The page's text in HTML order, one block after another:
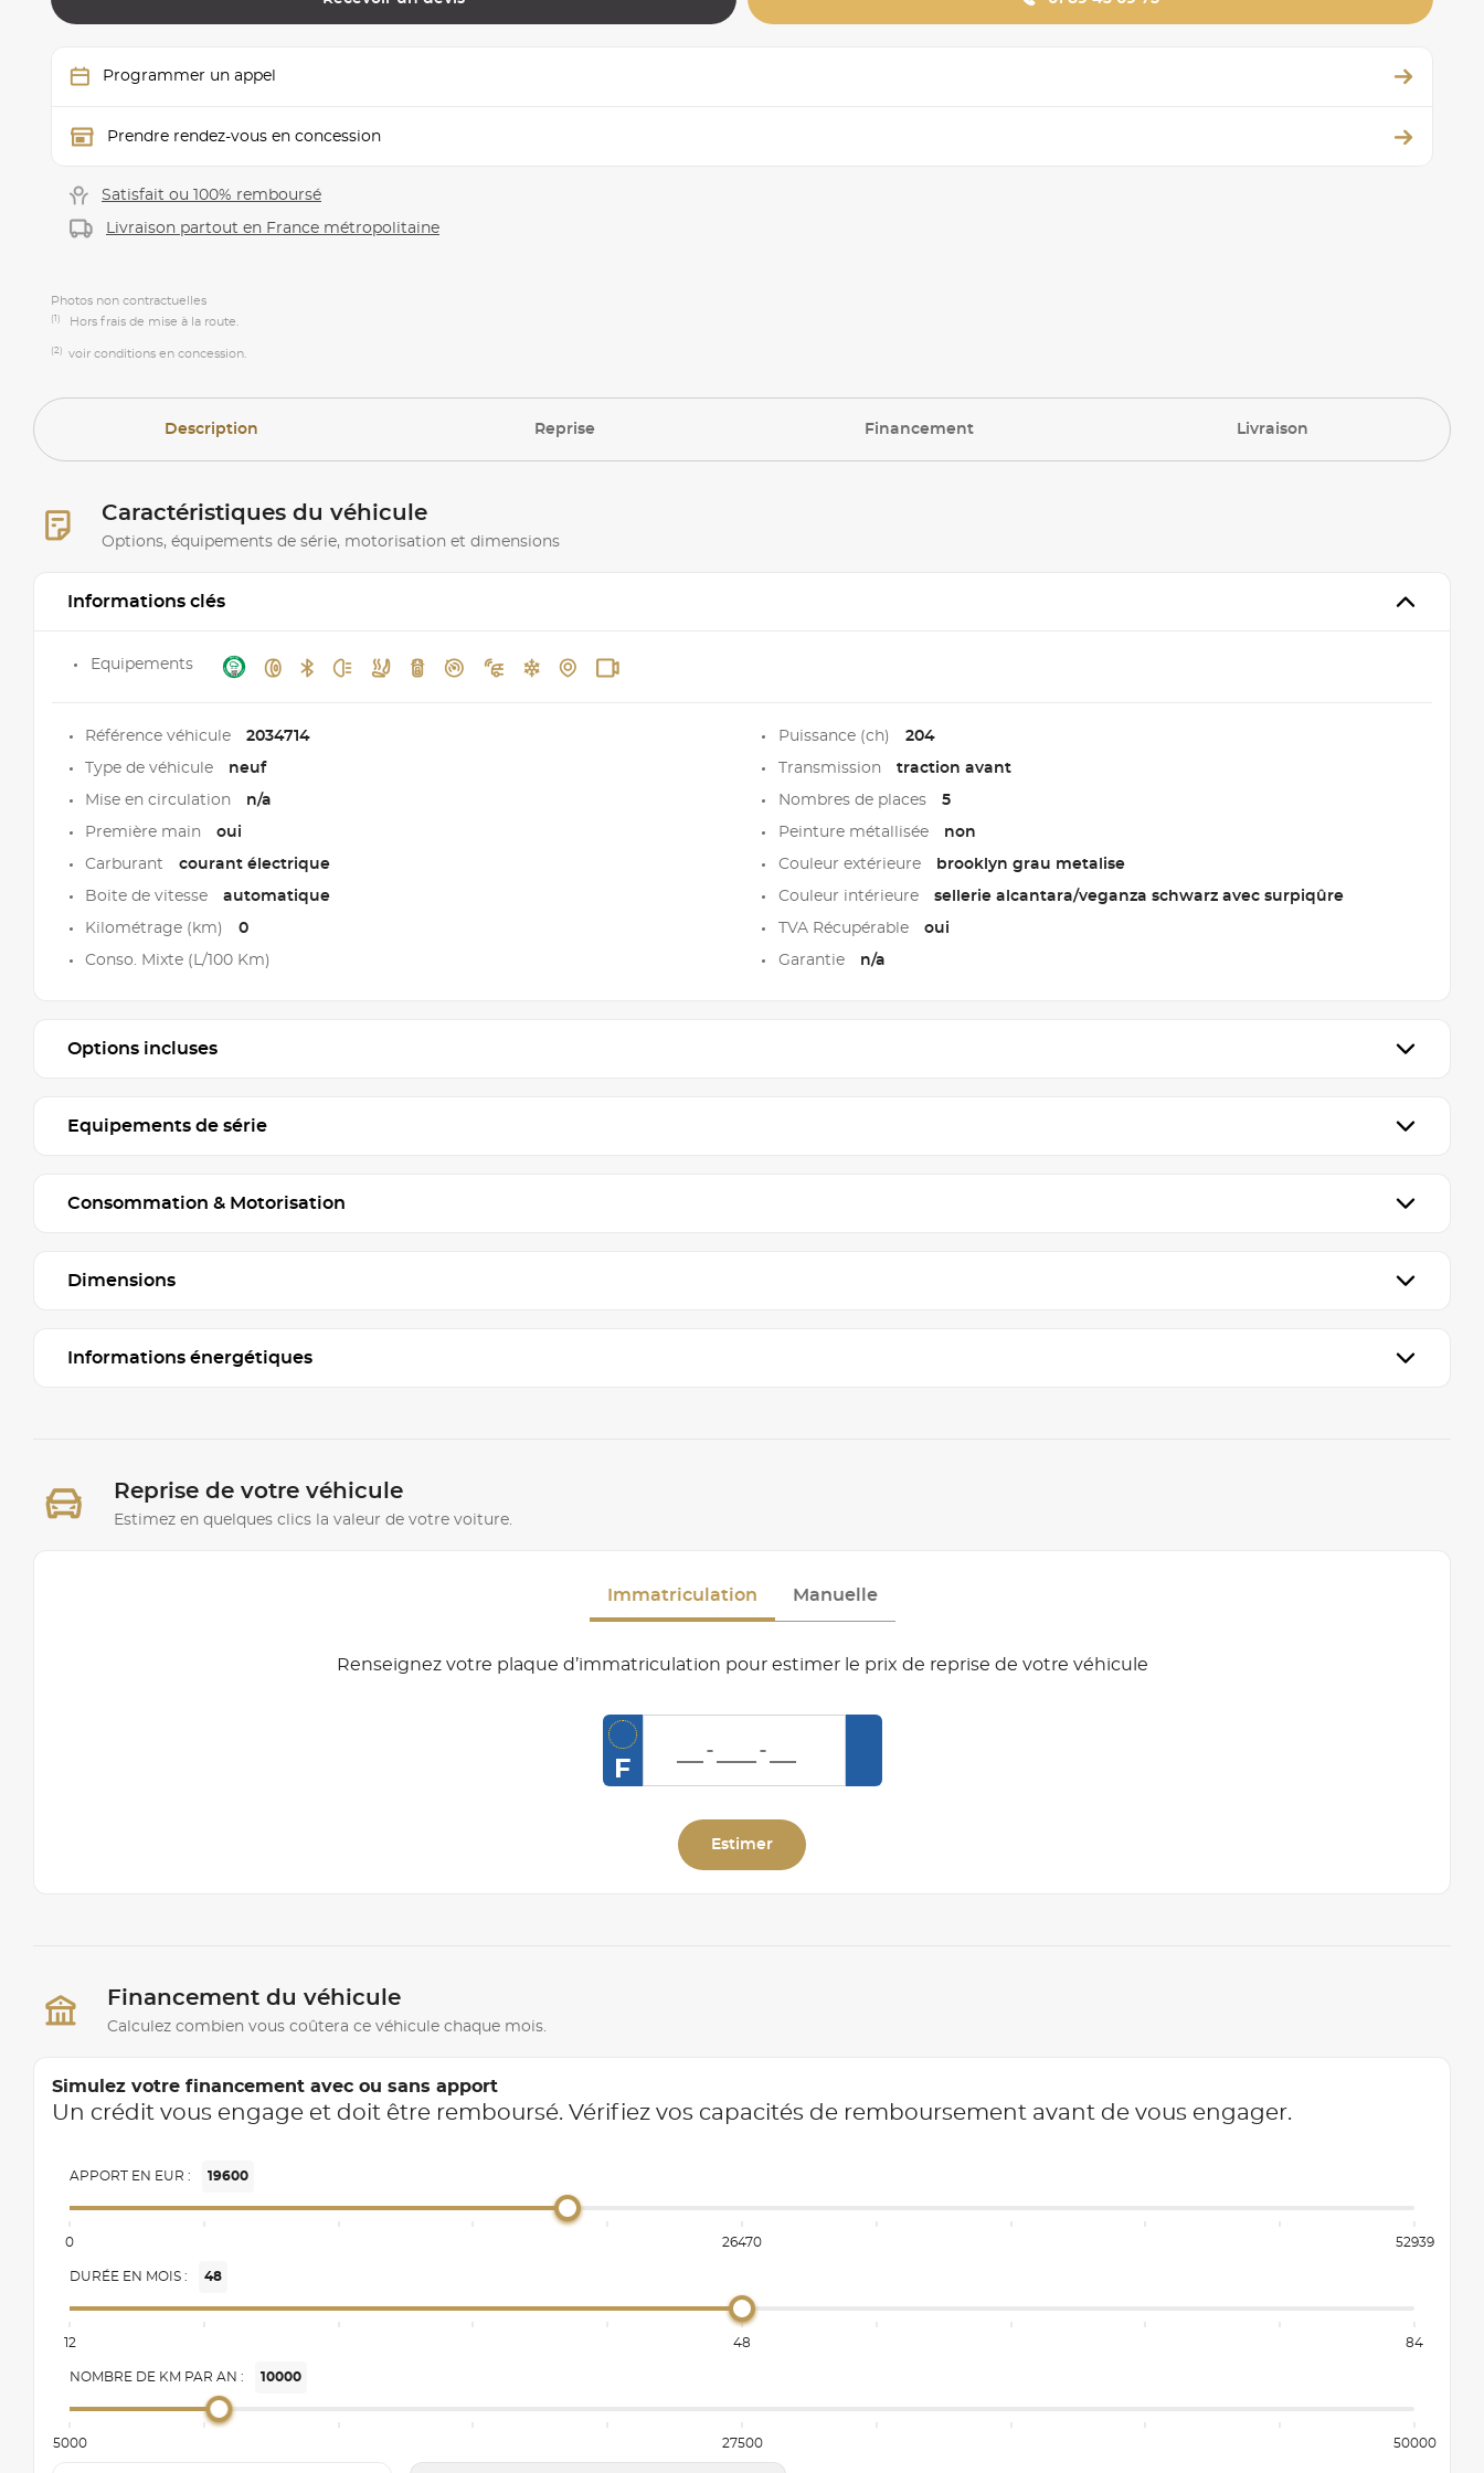
Programmer un appel
Prendre rendez-vous en concession
Satisfait ou 100% remboursé
Livraison partout en France métropolitaine
Photos non contractuelles
(1) Hors frais de mise à la route.
(2) voir conditions en concession.
Description Reprise Financement Livraison
Caractéristiques du véhicule
Options, équipements de série, motorisation et dimensions
Informations clés
Equipements
Référence véhicule 2034714
Type de véhicule neuf
Mise en circulation n/a
Première main oui
Carburant courant électrique
Boite de vitesse automatique
Kilométrage (km) 0
Conso. Mixte (L/100 Km)
Puissance (ch) 204
Transmission traction avant
Nombres de places 5
Peinture métallisée non
Couleur extérieure brooklyn grau metalise
Couleur intérieure sellerie alcantara/veganza schwarz avec surpiqûre
TVA Récupérable oui
Garantie n/a
Options incluses
Equipements de série
Consommation & Motorisation
Dimensions
Informations énergétiques
Reprise de votre véhicule
Estimez en quelques clics la valeur de votre voiture.
Immatriculation Manuelle
Renseignez votre plaque d’immatriculation pour estimer le prix de reprise de votre véhicule
F
Estimer
Financement du véhicule
Calculez combien vous coûtera ce véhicule chaque mois.
Simulez votre financement avec ou sans apport
Un crédit vous engage et doit être remboursé. Vérifiez vos capacités de remboursement avant de vous engager.
APPORT EN EUR : 19600
0 26470 52939
DURÉE EN MOIS : 48
12 48 84
NOMBRE DE KM PAR AN : 10000
5000 27500 50000